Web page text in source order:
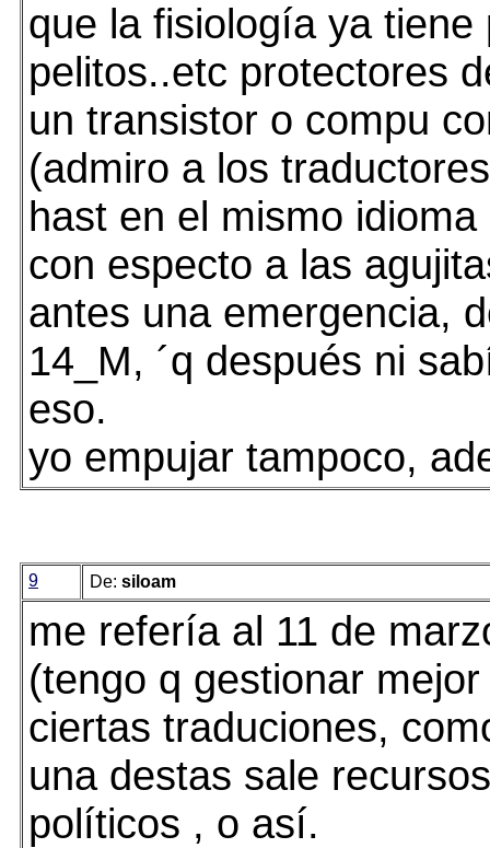
que la fisiología ya
pelitos..etc protectores
un transistor o compu
(admiro a los
hast en el mismo
con especto a las
antes una emergencia,
14_M, ´q después ni
eso.
yo empujar tampoco,
9 De: siloam
me refería al 11 de
(tengo q gestionar
ciertas traduciones,
una destas sale
políticos , o así.